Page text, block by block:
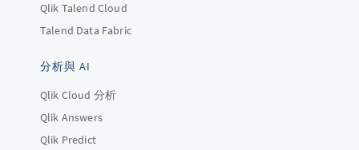
Qlik Talend Cloud
Talend Data Fabric
分析與 AI
Qlik Cloud 分析
Qlik Answers
Qlik Predict